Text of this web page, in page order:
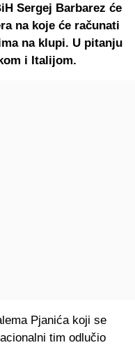
Sergej Barbarez će
na koje će računati
na klupi. U pitanju
i Italijom.
Pjanića koji se
tim odlučio